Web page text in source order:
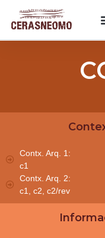
Contx. Arq. 1:
c1
Contx. Arq. 2:
c1, c2, c2/rev